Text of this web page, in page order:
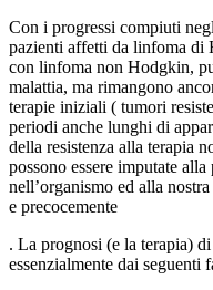
Con i progressi compiuti
pazienti affetti da linfoma di
con linfoma non Hodgkin,
malattia, ma rimangono
terapie iniziali ( tumori
periodi anche lunghi di
della resistenza alla terapia
possono essere imputate
nell’organismo ed alla
e precocemente
. La prognosi (e la terapia)
essenzialmente dai seguenti